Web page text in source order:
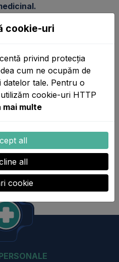
cu ultraviolete;
este extrem de blând cu
cookie-uri
privind protecția
cum ne ocupăm de
datelor tale. Pentru o
cookie-uri HTTP
mai multe
all
all
cookie